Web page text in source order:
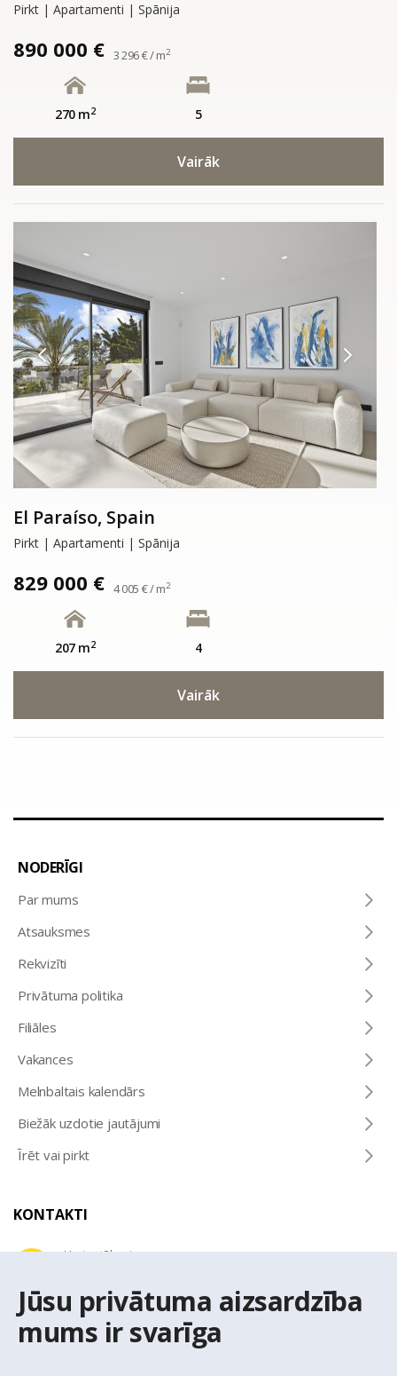
Jūsu privātuma aizsardzība
mums ir svarīga
Pirkt | Apartamenti | Spānija
890 000 € 3 296 € / m2
270 m2 5
Vairāk
El Paraíso, Spain
Pirkt | Apartamenti | Spānija
829 000 € 4 005 € / m2
207 m2 4
Vairāk
NODERĪGI
Par mums
Atsauksmes
Rekvizīti
Privātuma politika
Filiāles
Vakances
Melnbaltais kalendārs
Biežāk uzdotie jautājumi
Īrēt vai pirkt
KONTAKTI
Uzziņu tālrunis
E-pasta adrese
latio@latio.lv